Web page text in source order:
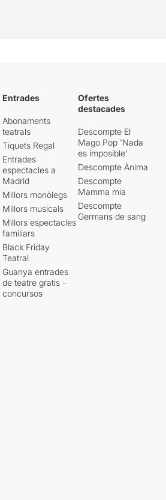
Entrades
Abonaments
teatrals
Tiquets Regal
Entrades
espectacles a
Madrid
Millors monòlegs
Millors musicals
Millors espectacles
familiars
Black Friday
Teatral
Guanya entrades
de teatre gratis -
concursos
Ofertes
destacades
Descompte El
Mago Pop 'Nada
es imposible'
Descompte Ànima
Descompte
Mamma mia
Descompte
Germans de sang